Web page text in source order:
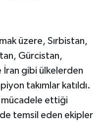
üzere, Sırbistan,
Gürcistan,
İran gibi ülkelerden
takımlar katıldı.
mücadele ettiği
temsil eden ekipler